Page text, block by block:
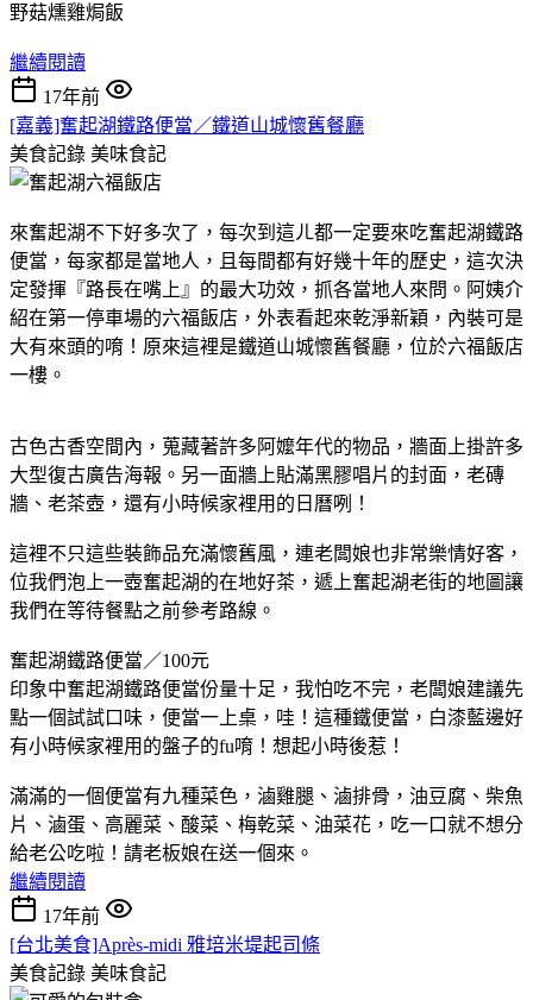
野菇燻雞焗飯
繼續閱讀
17年前
[嘉義]奮起湖鐵路便當／鐵道山城懷舊餐廳
美食記錄 美味食記
來奮起湖不下好多次了，每次到這ㄦ都一定要來吃奮起湖鐵路
便當，每家都是當地人，且每間都有好幾十年的歷史，這次決
定發揮『路長在嘴上』的最大功效，抓各當地人來問。阿姨介
紹在第一停車場的六福飯店，外表看起來乾淨新穎，內裝可是
大有來頭的唷！原來這裡是鐵道山城懷舊餐廳，位於六福飯店
一樓。
古色古香空間內，蒐藏著許多阿嬤年代的物品，牆面上掛許多
大型復古廣告海報。另一面牆上貼滿黑膠唱片的封面，老磚
牆、老茶壺，還有小時候家裡用的日曆咧！
這裡不只這些裝飾品充滿懷舊風，連老闆娘也非常樂情好客，
位我們泡上一壺奮起湖的在地好茶，遞上奮起湖老街的地圖讓
我們在等待餐點之前參考路線。
奮起湖鐵路便當／100元
印象中奮起湖鐵路便當份量十足，我怕吃不完，老闆娘建議先
點一個試試口味，便當一上桌，哇！這種鐵便當，白漆藍邊好
有小時候家裡用的盤子的fu唷！想起小時後惹！
滿滿的一個便當有九種菜色，滷雞腿、滷排骨，油豆腐、柴魚
片、滷蛋、高麗菜、酸菜、梅乾菜、油菜花，吃一口就不想分
給老公吃啦！請老板娘在送一個來。
繼續閱讀
17年前
[台北美食]Après-midi 雅培米堤起司條
美食記錄 美味食記